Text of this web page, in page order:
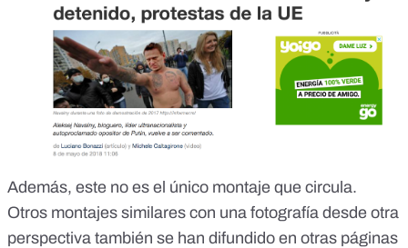
Además, este no es el único montaje que circula.
Otros montajes similares con una fotografía desde otra
perspectiva también se han difundido en otras páginas